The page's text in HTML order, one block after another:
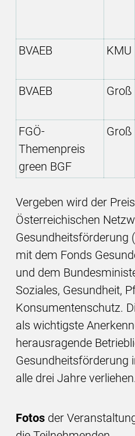
BVAEB
KMU
BVAEB
Groß
FGÖ-
Themenpreis
green BGF
Groß
Vergeben wird der
Österreichischen
Gesundheitsförderung
mit dem Fonds
und dem
Soziales, Gesundheit,
Konsumentenschutz.
als wichtigste
herausragende
Gesundheitsförderung
alle drei Jahre verliehen.
Fotos der